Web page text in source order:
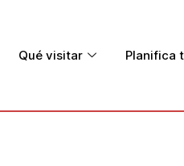
Qué visitar Planifica